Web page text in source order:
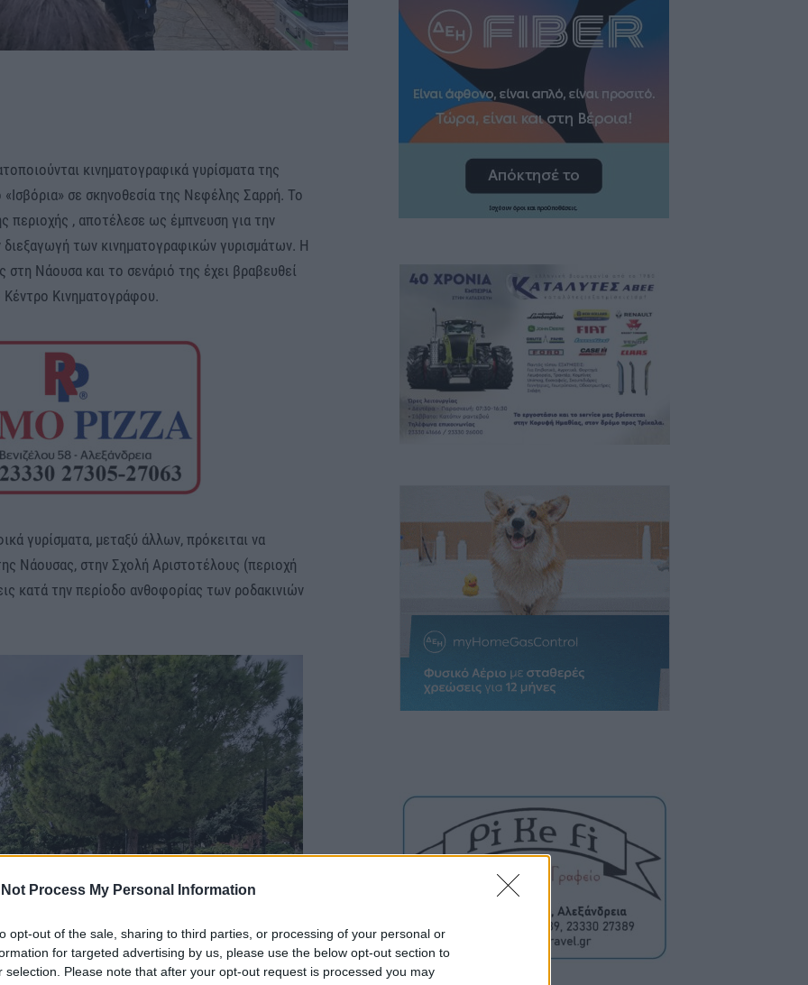
Not Process My Personal Information
opt-out of the sale, sharing to third parties, or processing of your personal or
for targeted advertising by us, please use the below opt-out section to
selection. Please note that after your opt-out request is processed you may
κινηματογραφικά γυρίσματα της
«Ισβόρια» σε σκηνοθεσία της Νεφέλης Σαρρή. Το
περιοχής , αποτέλεσε ως έμπνευση για την
διεξαγωγή των κινηματογραφικών γυρισμάτων. Η
στη Νάουσα και το σενάριό της έχει βραβευθεί
Κινηματογράφου.
γυρίσματα, μεταξύ άλλων, πρόκειται να
Νάουσας, στην Σχολή Αριστοτέλους (περιοχή
κατά την περίοδο ανθοφορίας των ροδακινιών